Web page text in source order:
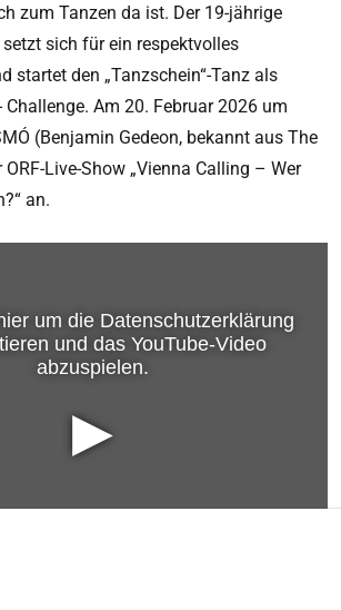
zum Tanzen da ist. Der 19-jährige
sich für ein respektvolles
startet den „Tanzschein“-Tanz als
Am 20. Februar 2026 um
(Benjamin Gedeon, bekannt aus The
Live-Show „Vienna Calling – Wer
an.